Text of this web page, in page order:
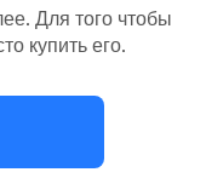
Для того чтобы
купить его.